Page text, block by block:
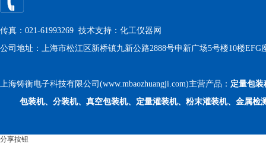
传真：021-61993269 技术支持： 化工仪器网
公司地址：上海市松江区新桥镇九新公路2888号申新广场5号楼10楼EFG
上海铸衡电子科技有限公司(www.mbaozhuangji.com)主营产品： 定量包装
包装机、分装机、真空包装机、定量灌装机、粉末灌装机、金属检
分享按钮